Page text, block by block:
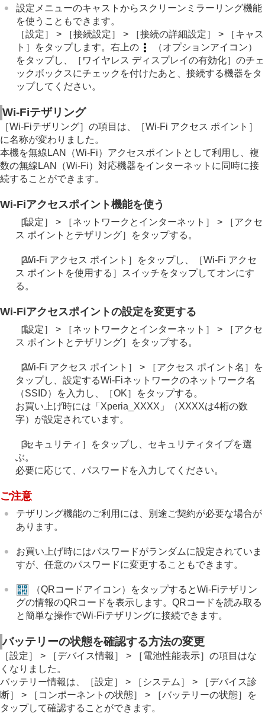
設定メニューのキャストからスクリーンミラーリング機能
を使うこともできます。
［設定］ > ［接続設定］ > ［接続の詳細設定］ > ［キャス
ト］をタップします。右上の
（オプションアイコン）
をタップし、［ワイヤレス ディスプレイの有効化］のチェ
ックボックスにチェックを付けたあと、接続する機器をタ
ップしてください。
Wi-Fiテザリング
［Wi-Fiテザリング］の項目は、［Wi-Fi アクセス ポイント］
に名称が変わりました。
本機を無線LAN（Wi-Fi）アクセスポイントとして利用し、複
数の無線LAN（Wi-Fi）対応機器をインターネットに同時に接
続することができます。
Wi-Fiアクセスポイント機能を使う
［設定］ > ［ネットワークとインターネット］ > ［アクセ
ス ポイントとテザリング］をタップする。
［Wi-Fi アクセス ポイント］をタップし、［Wi-Fi アクセ
ス ポイントを使用する］スイッチをタップしてオンにす
る。
Wi-Fiアクセスポイントの設定を変更する
［設定］ > ［ネットワークとインターネット］ > ［アクセ
ス ポイントとテザリング］をタップする。
［Wi-Fi アクセス ポイント］ > ［アクセス ポイント名］を
タップし、設定するWi-Fiネットワークのネットワーク名
（SSID）を入力し、［OK］をタップする。
お買い上げ時には「Xperia_XXXX」（XXXXは4桁の数
字）が設定されています。
［セキュリティ］をタップし、セキュリティタイプを選
ぶ。
必要に応じて、パスワードを入力してください。
ご注意
テザリング機能のご利用には、別途ご契約が必要な場合が
あります。
お買い上げ時にはパスワードがランダムに設定されていま
すが、任意のパスワードに変更することもできます。
（QRコードアイコン）をタップするとWi-Fiテザリン
グの情報のQRコードを表示します。QRコードを読み取る
と簡単な操作でWi-Fiテザリングに接続できます。
バッテリーの状態を確認する方法の変更
［設定］ > ［デバイス情報］ > ［電池性能表示］の項目はな
くなりました。
バッテリー情報は、［設定］ > ［システム］ > ［デバイス診
断］ > ［コンポーネントの状態］ > ［バッテリーの状態］を
タップして確認することができます。